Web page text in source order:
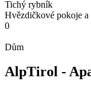
Tichý rybník
Hvězdičkové pokoje a
0
Dům
AlpTirol -